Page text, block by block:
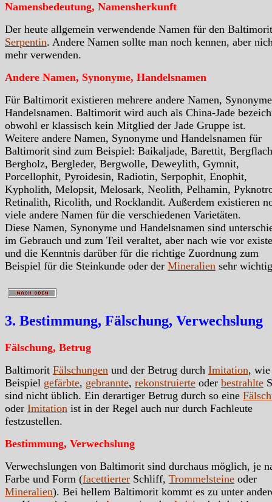
Namensbedeutung, Namensherkunft
Der heute allgemein verwendende Namen für den
Serpentin. Andere Namen sollte man noch kennen, aber
mehr verwenden.
Andere Namen, Synonyme, Handelsnamen
Für Baltimorit existieren mehrere andere Namen,
Handelsnamen. Baltimorit wird auch als China-Jade
obwohl er klassisch kein Mitglied der Jade Gruppe ist.
Weitere andere Namen, Synonyme und Handelsnamen für
Baltimorit sind zum Beispiel: Baikaljade, Barettit,
Bergholz, Bergleder, Bergwolle, Deweylith, Gymnit,
Porcellophit, Pyroidesin, Radiotin, Serpophit, Enophit,
Kypholith, Melopsit, Melosark, Neolith, Pelhamin,
Retinalith, Ricolith, und Rocklandit. Außerdem existieren
viele andere Namen für die verschiedenen Varietäten.
Diese Namen, Synonyme und Handelsnamen sind
im Gebrauch und zum Teil veraltet, aber nach wie vor
und die Kenntnis darüber für die richtige Zuordnung zum
Beispiel für die Steinkunde oder der Mineralien sehr
3. Bestimmung, Fälschung, Verwechslung
Fälschung, Betrug
Baltimorit Fälschungen und der Betrug durch Imitation,
Beispiel gefärbte, gebrannte, rekonstruierte oder bestrahlte
sind nicht üblich. Ein derartiger Betrug durch so eine
oder Imitation ist in der Regel auch nur durch Fachleute
festzustellen.
Bestimmung, Verwechslung
Verwechslungen von Baltimorit sind durchaus möglich, je
Farbe und Form (facettierter Schliff, Trommelsteine oder
Mineralien). Bei hellem Baltimorit kommt es zu unter